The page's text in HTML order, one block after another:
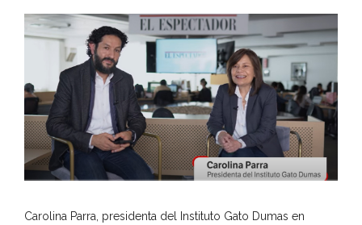
Carolina Parra, presidenta del Instituto Gato Dumas en